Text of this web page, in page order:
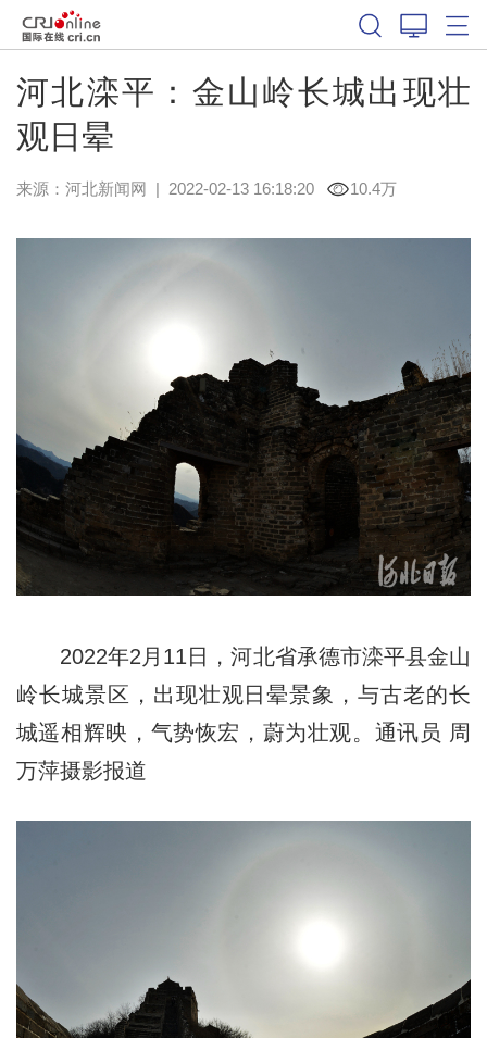
河北滦平：金山岭长城出现壮
观日晕
来源： 河北新闻网 | 2022-02-13 16:18:20 10.4万
2022年2月11日，河北省承德市滦平县金山
岭长城景区，出现壮观日晕景象，与古老的长
城遥相辉映，气势恢宏，蔚为壮观。通讯员 周
万萍摄影报道